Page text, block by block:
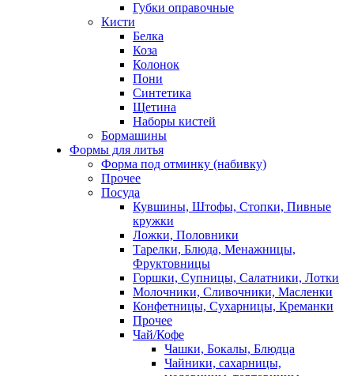
Губки оправочные
Кисти
Белка
Коза
Колонок
Пони
Синтетика
Щетина
Наборы кистей
Бормашины
Формы для литья
Форма под отминку (набивку)
Прочее
Посуда
Кувшины, Штофы, Стопки, Пивные
кружки
Ложки, Половники
Тарелки, Блюда, Менажницы,
Фруктовницы
Горшки, Супницы, Салатники, Лотки
Молочники, Сливочники, Масленки
Конфетницы, Сухарницы, Креманки
Прочее
Чай/Кофе
Чашки, Бокалы, Блюдца
Чайники, сахарницы,